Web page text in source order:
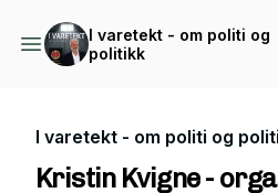
I varetekt - om politi og
politikk
I varetekt - om politi og
Kristin Kvigne -